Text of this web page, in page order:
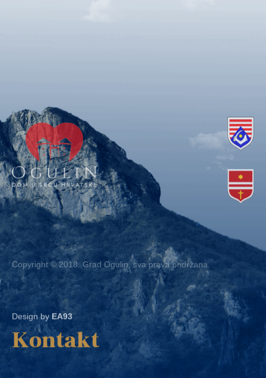
Copyright © 2018. Grad Ogulin, sva prava pridržana.
Design by EA93
Kontakt